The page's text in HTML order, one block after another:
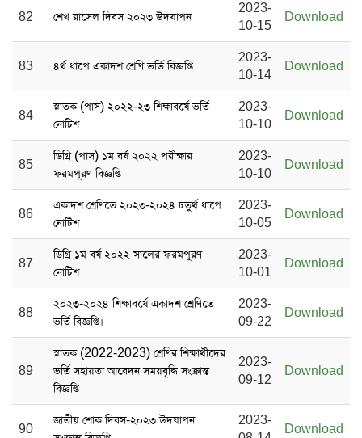
82 শেখ রাসেল দিবস ২০২৩ উদযাপন
2023-
10-15
Download
83 ৪র্থ ধাপে একাদশ শ্রেণি ভর্তি বিজ্ঞপ্তি
2023-
10-14
Download
84
স্নাতক (পাস) ২০২২-২৩ শিক্ষাবর্ষে ভর্তি
নোটিশ
2023-
10-10
Download
85
ডিগ্রি (পাস) ১ম বর্ষ ২০২২ পরীক্ষার
ফরমপূরণ বিজ্ঞপ্তি
2023-
10-10
Download
86
একাদশ শ্রেণিতে ২০২৩-২০২৪ চতুর্থ ধাপে
নোটিশ
2023-
10-05
Download
87
ডিগ্রি ১ম বর্ষ ২০২২ সালের ফরমপূরণ
নোটিশ
2023-
10-01
Download
88
২০২৩-২০২৪ শিক্ষাবর্ষে একাদশ শ্রেণিতে
ভর্তি বিজ্ঞপ্তি।
2023-
09-22
Download
89
স্নাতক (2022-2023) শ্রেণির শিক্ষার্থীদের
ভর্তি সহায়তা আবেদন সময়বৃদ্ধি সংক্রান্ত
বিজ্ঞপ্তি
2023-
09-12
Download
90
জাতীয় শোক দিবস-২০২৩ উদযাপন
2023-
Download